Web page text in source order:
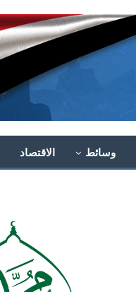
وسائط الاقتصاد